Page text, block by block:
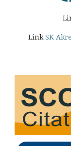
LinkSK